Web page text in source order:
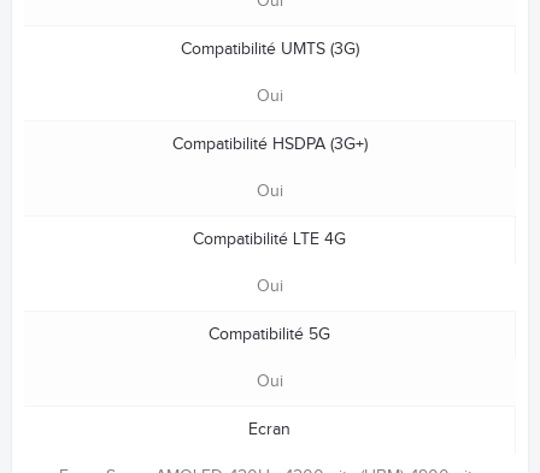
Compatibilité UMTS (3G)
Oui
Compatibilité HSDPA (3G+)
Oui
Compatibilité LTE 4G
Oui
Compatibilité 5G
Oui
Ecran